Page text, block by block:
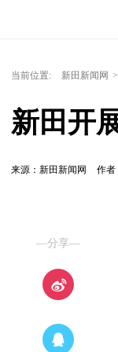
当前位置: 新田新闻网 >
新田开
来源：新田新闻网 作者
—分享—